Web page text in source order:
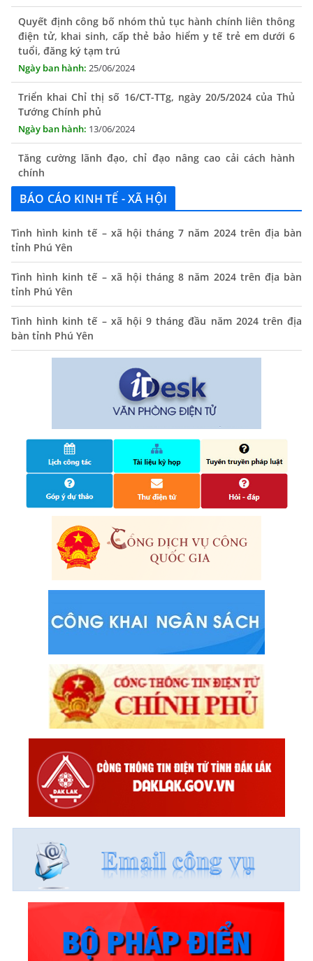
Quyết định công bố nhóm thủ tục hành chính liên thông
điện tử, khai sinh, cấp thẻ bảo hiểm y tế trẻ em dưới 6
tuổi, đăng ký tạm trú
25/06/2024
Triển khai Chỉ thị số 16/CT-TTg, ngày 20/5/2024 của Thủ
Tướng Chính phủ
13/06/2024
Tăng cường lãnh đạo, chỉ đạo nâng cao cải cách hành
chính
Thông báo lịch tiếp công dân định kỳ của Chủ tịch UBND
01/11/2025
THÔNG BÁO Niêm yết danh mục dịch vụ công trực tuyến
toàn trình trên Hệ thống thông tin giải quyết thủ tục
hành chính tỉnh Phú Yên
Quyết định công bố nhóm thủ tục hành chính liên thông
điện tử, khai sinh, cấp thẻ bảo hiểm y tế trẻ em dưới 6
25/06/2024
BÁO CÁO KINH TẾ - XÃ HỘI
Tình hình kinh tế – xã hội tháng 7 năm 2024 trên địa bàn
tỉnh Phú Yên
Tình hình kinh tế – xã hội tháng 8 năm 2024 trên địa bàn
tỉnh Phú Yên
Tình hình kinh tế – xã hội 9 tháng đầu năm 2024 trên địa
bàn tỉnh Phú Yên